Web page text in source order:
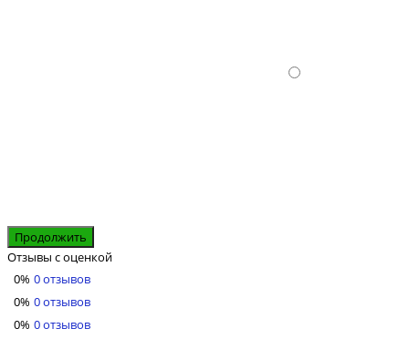
Продолжить
Отзывы с оценкой
0% 0 отзывов
0% 0 отзывов
0% 0 отзывов